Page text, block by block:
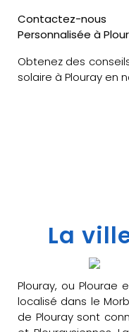
Contactez-
Personnalisée à
Obtenez des
solaire à Plouray en
La
Plouray, ou Plourae
localisé dans le
de Plouray sont